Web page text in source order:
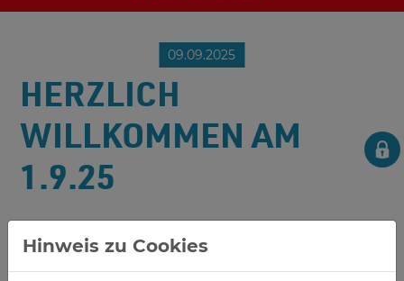
09.09.2025
HERZLICH
WILLKOMMEN AM
1.9.25
PflegeCampus Regensburg.
Hinweis zu Cookies